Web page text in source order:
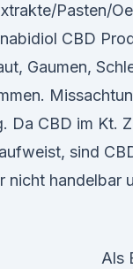
Pasten/
CBD
Gaumen,
Da CBD im Kt.
sind
nicht handelbar
Als